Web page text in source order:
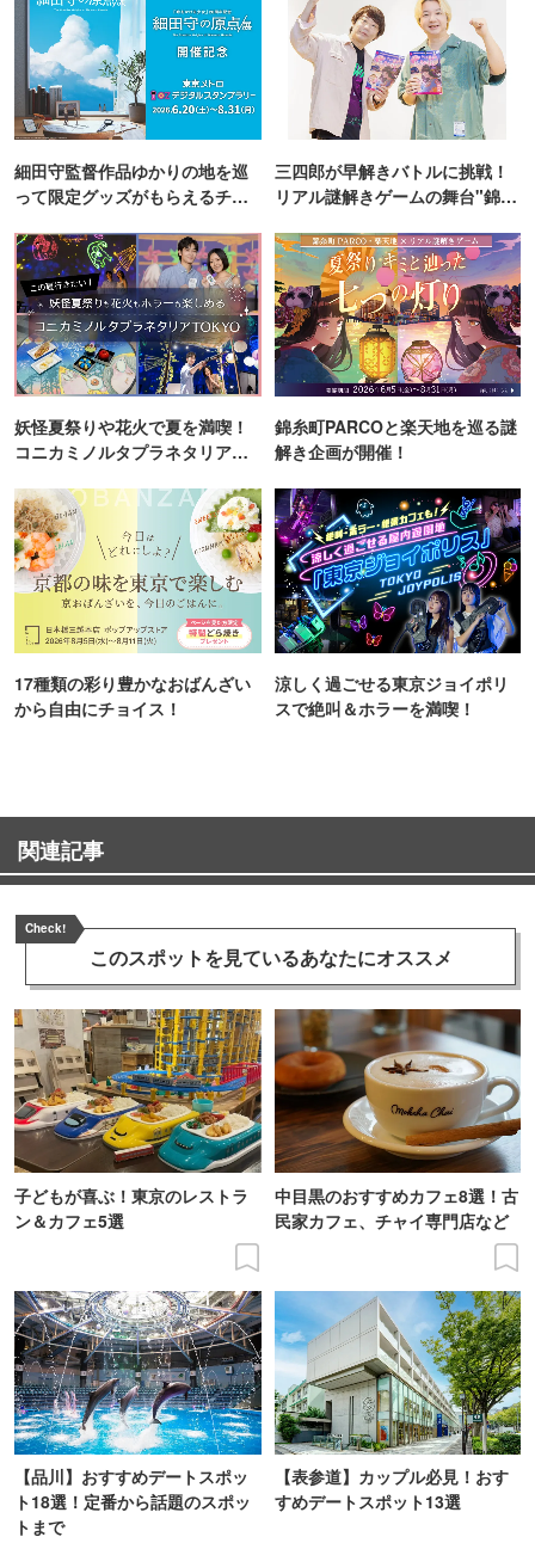
細田守監督作品ゆかりの地を巡
って限定グッズがもらえるチャ
三四郎が早解きバトルに挑戦！
リアル謎解きゲームの舞台"錦糸
妖怪夏祭りや花火で夏を満喫！
コニカミノルタプラネタリア
錦糸町PARCOと楽天地を巡る謎
解き企画が開催！
17種類の彩り豊かなおばんざい
から自由にチョイス！
涼しく過ごせる東京ジョイポリ
スで絶叫＆ホラーを満喫！
関連記事
Check!
このスポットを見ているあなたにオススメ
子どもが喜ぶ！東京のレストラ
ン＆カフェ5選
中目黒のおすすめカフェ8選！古
民家カフェ、チャイ専門店など
【品川】おすすめデートスポッ
ト18選！定番から話題のスポッ
トまで
【表参道】カップル必見！おす
すめデートスポット13選